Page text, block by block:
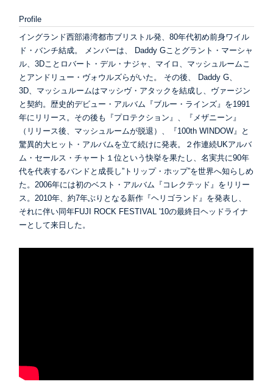
Profile
イングランド西部港湾都市ブリストル発、80年代初め前身ワイル
ド・バンチ結成。 メンバーは、 Daddy Gことグラント・マーシャ
ル、3Dことロバート・デル・ナジャ、マイロ、マッシュルームこ
とアンドリュー・ヴォウルズらがいた。 その後、 Daddy G、
3D、マッシュルームはマッシヴ・アタックを結成し、ヴァージン
と契約。歴史的デビュー・アルバム『ブルー・ラインズ』を1991
年にリリース。その後も『プロテクション』、『メザニーン』
（リリース後、マッシュルームが脱退）、『100th WINDOW』と
驚異的大ヒット・アルバムを立て続けに発表。２作連続UKアルバ
ム・セールス・チャート１位という快挙を果たし、名実共に90年
代を代表するバンドと成長し”トリップ・ホップ”を世界へ知らしめ
た。2006年には初のベスト・アルバム『コレクテッド』をリリー
ス。2010年、約7年ぶりとなる新作『ヘリゴランド』を発表し、
それに伴い同年FUJI ROCK FESTIVAL '10の最終日ヘッドライナ
ーとして来日した。